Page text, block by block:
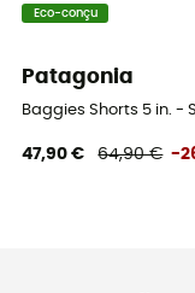
Eco-conçu
Patagonia
Baggies Shorts 5 in. -
47,90 € 64,90 € -